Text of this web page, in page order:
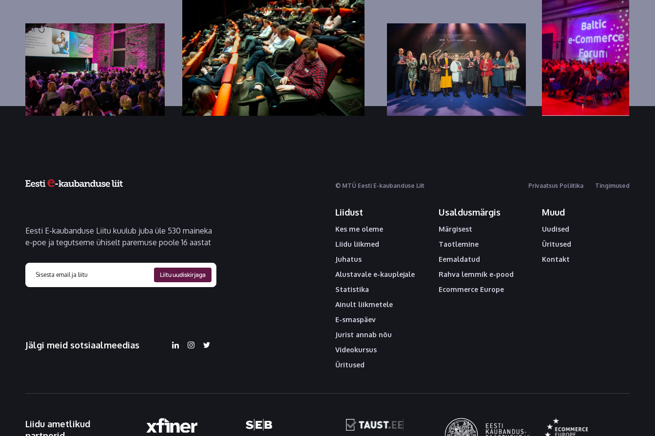
© MTÜ Eesti E-kaubanduse Liit Privaatsus Poliitika Tingimused
Eesti E-kaubanduse Liitu kuulub juba üle 530 maineka
e-poe ja tegutseme ühiselt paremuse poole 16 aastat
Liidust
Kes me oleme
Liidu liikmed
Juhatus
Alustavale e-kauplejale
Statistika
Ainult liikmetele
E-smaspäev
Jurist annab nõu
Videokursus
Üritused
Usaldusmärgis
Märgisest
Taotlemine
Eemaldatud
Rahva lemmik e-pood
Ecommerce Europe
Muud
Uudised
Üritused
Kontakt
Jälgi meid sotsiaalmeedias
Liidu ametlikud